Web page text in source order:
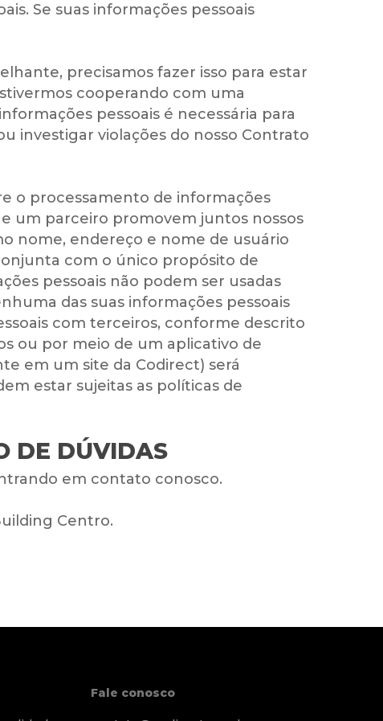
Se suas informações pessoais
precisamos fazer isso para estar
cooperando com uma
pessoais é necessária para
investigar violações do nosso Contrato
o processamento de informações
e um parceiro promovem juntos nossos
nome, endereço e nome de usuário
com o único propósito de
pessoais não podem ser usadas
das suas informações pessoais
com terceiros, conforme descrito
ou por meio de um aplicativo de
em um site da Codirect) será
estar sujeitas as políticas de
DE DÚVIDAS
em contato conosco.
Centro.
Fale conosco